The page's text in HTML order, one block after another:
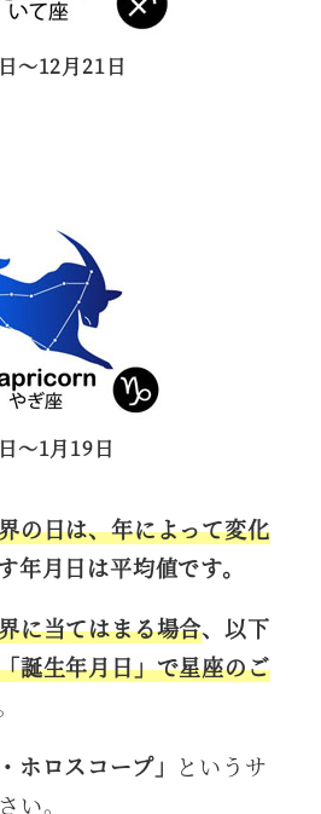
～12月21日
～1月19日
の日は、年によって変化
年月日は平均値です。
に当てはまる場合、以下
誕生年月日」で星座のご
ホロスコープ」 というサ
い。